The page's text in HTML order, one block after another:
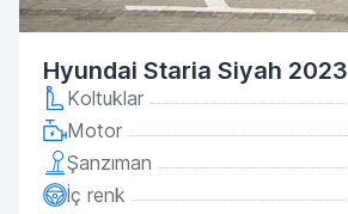
Hyundai Staria Siyah 2023
Koltuklar
Motor
Şanzıman
İç renk